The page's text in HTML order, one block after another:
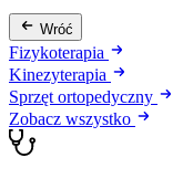
Wróć
Fizykoterapia
Kinezyterapia
Sprzęt ortopedyczny
Zobacz wszystko